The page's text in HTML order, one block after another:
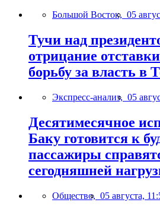
Большой Восток, 05
Тучи над
отрицание
борьбу за власть в
Экспресс-анализ, 05
Десятимесячное
Баку готовится к
пассажиры
сегодняшней
Общество, 05 августа,